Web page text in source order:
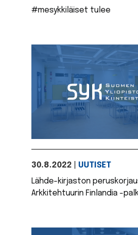
#mesykkiläiset tulee
30.8.2022
UUTISET
Lähde-kirjaston
Arkkitehtuurin Finlandia -